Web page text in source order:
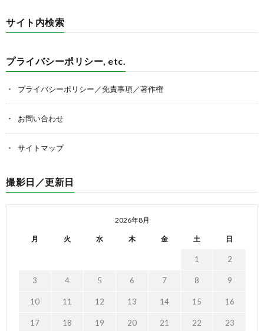
サイト内検索
プライバシーポリシー, etc.
プライバシーポリシー／免責事項／著作権
お問い合わせ
サイトマップ
撮影日／更新日
2026年8月
月 火 水 木 金 土 日
1 2
3 4 5 6 7 8 9
10 11 12 13 14 15 16
17 18 19 20 21 22 23